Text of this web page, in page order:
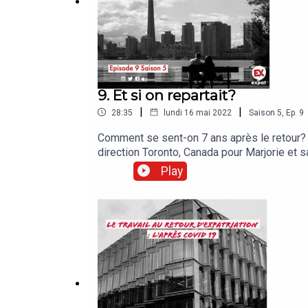
9. Et si on repartait?
28:35 | lundi 16 mai 2022 | Saison 5 Ep. 9
Comment se sent-on 7 ans après le
direction Toronto, Canada pour Marjorie
changée depuis leur départ! Elle a donc
Bastien Planchat le programme Canada-
laisser des commentaires et des étoiles
podcasthttps://www.linkedin.com/
Play